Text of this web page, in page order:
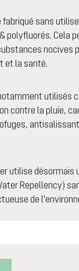
fabriqué sans
polyfluorés. Cela
nocives
et la santé.
utilisés
contre la pluie,
utilise désormais
Repellency)
de